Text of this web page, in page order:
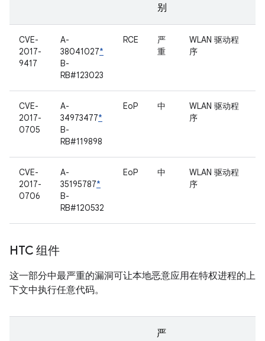
别
CVE-
2017-
9417
A-
38041027*
B-
RB#123023
RCE
严
重
WLAN 驱动程
序
CVE-
2017-
0705
A-
34973477*
B-
RB#119898
EoP 中
WLAN 驱动程
序
CVE-
2017-
0706
A-
35195787*
B-
RB#120532
EoP 中
WLAN 驱动程
序
HTC 组件
这一部分中最严重的漏洞可让本地恶意应用在特权进程的上
下文中执行任意代码。
严